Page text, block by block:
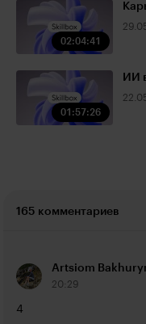
02:04:41
01:57:26
ИИ
165 комментариев
Artsiom
20:29
4